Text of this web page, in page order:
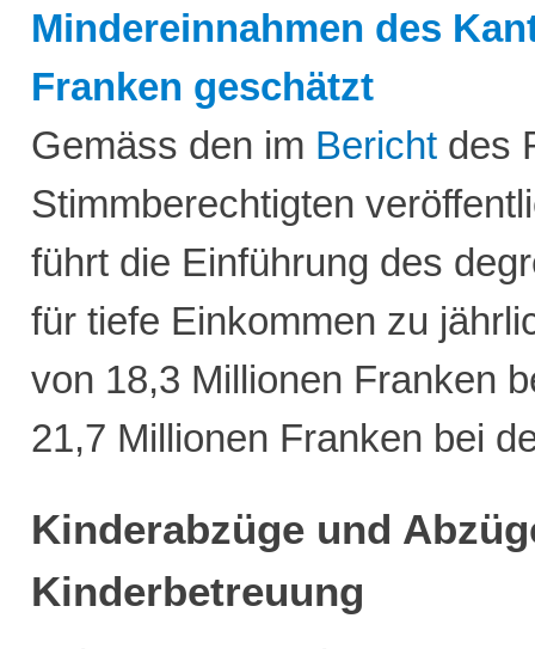
Mindereinnahmen des
Franken geschätzt
Gemäss den im Bericht des
Stimmberechtigten
führt die Einführung des
für tiefe Einkommen zu
von 18,3 Millionen Franken
21,7 Millionen Franken bei
Kinderabzüge und
Kinderbetreuung